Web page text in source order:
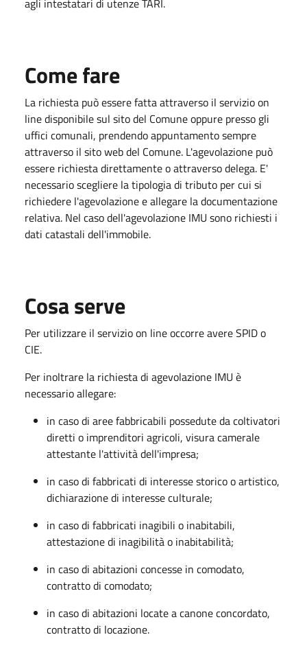
agli intestatari di utenze TARI.
Come fare
La richiesta può essere fatta attraverso il servizio on
line disponibile sul sito del Comune oppure presso gli
uffici comunali, prendendo appuntamento sempre
attraverso il sito web del Comune. L'agevolazione può
essere richiesta direttamente o attraverso delega. E'
necessario scegliere la tipologia di tributo per cui si
richiedere l'agevolazione e allegare la documentazione
relativa. Nel caso dell'agevolazione IMU sono richiesti i
dati catastali dell'immobile.
Cosa serve
Per utilizzare il servizio on line occorre avere SPID o
CIE.
Per inoltrare la richiesta di agevolazione IMU è
necessario allegare:
in caso di aree fabbricabili possedute da coltivatori
diretti o imprenditori agricoli, visura camerale
attestante l'attività dell'impresa;
in caso di fabbricati di interesse storico o artistico,
dichiarazione di interesse culturale;
in caso di fabbricati inagibili o inabitabili,
attestazione di inagibilità o inabitabilità;
in caso di abitazioni concesse in comodato,
contratto di comodato;
in caso di abitazioni locate a canone concordato,
contratto di locazione.